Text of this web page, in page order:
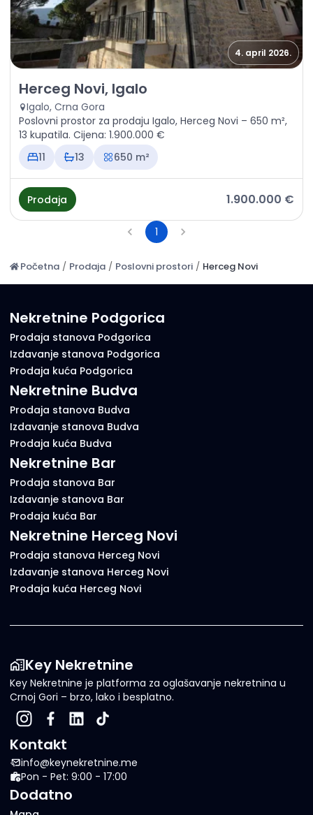
4. april 2026.
Prodaja - Poslovni prostor Herceg Novi, Igalo
Herceg Novi, Igalo
Igalo, Crna Gora
Poslovni prostor za prodaju Igalo, Herceg Novi – 650 m²,
13 kupatila. Cijena: 1.900.000 €
11
13 650 m²
Prodaja 1.900.000 €
1
Početna / Prodaja / Poslovni prostori / Herceg Novi
Nekretnine Podgorica
Prodaja stanova Podgorica
Izdavanje stanova Podgorica
Prodaja kuća Podgorica
Nekretnine Budva
Prodaja stanova Budva
Izdavanje stanova Budva
Prodaja kuća Budva
Nekretnine Bar
Prodaja stanova Bar
Izdavanje stanova Bar
Prodaja kuća Bar
Nekretnine Herceg Novi
Prodaja stanova Herceg Novi
Izdavanje stanova Herceg Novi
Prodaja kuća Herceg Novi
Key Nekretnine
Key Nekretnine je platforma za oglašavanje nekretnina u
Crnoj Gori – brzo, lako i besplatno.
Kontakt
info@keynekretnine.me
Pon - Pet: 9:00 - 17:00
Dodatno